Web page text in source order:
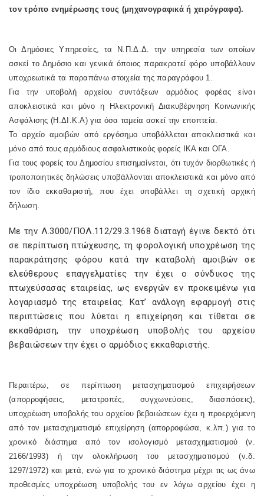
τον τρόπο ενημέρωσης τους (μηχανογραφικά ή χειρόγραφα).
Οι Δημόσιες Υπηρεσίες, τα Ν.Π.Δ.Δ. την υπηρεσία των οποίων
ασκεί το Δημόσιο και γενικά όποιος παρακρατεί φόρο υποβάλλουν
υποχρεωτικά τα παραπάνω στοιχεία της παραγράφου 1.
Για την υποβολή αρχείου συντάξεων αρμόδιος φορέας είναι
αποκλειστικά και μόνο η Ηλεκτρονική Διακυβέρνηση Κοινωνικής
Ασφάλισης (Η.ΔΙ.Κ.Α) για όσα ταμεία ασκεί την εποπτεία.
Το αρχείο αμοιβών από εργόσημο υποβάλλεται αποκλειστικά και
μόνο από τους αρμόδιους ασφαλιστικούς φορείς ΙΚΑ και ΟΓΑ.
Για τους φορείς του Δημοσίου επισημαίνεται, ότι τυχόν διορθωτικές ή
τροποποιητικές δηλώσεις υποβάλλονται αποκλειστικά και μόνο από
τον ίδιο εκκαθαριστή, που έχει υποβάλλει τη σχετική αρχική
δήλωση.
Με την Λ.3000/ΠΟΛ.112/29.3.1968 διαταγή έγινε δεκτό ότι
σε περίπτωση πτώχευσης, τη φορολογική υποχρέωση της
παρακράτησης φόρου κατά την καταβολή αμοιβών σε
ελεύθερους επαγγελματίες την έχει ο σύνδικος της
πτωχεύσασας εταιρείας, ως ενεργών εν προκειμένω για
λογαριασμό της εταιρείας. Κατ’ ανάλογη εφαρμογή στις
περιπτώσεις που λύεται η επιχείρηση και τίθεται σε
εκκαθάριση, την υποχρέωση υποβολής του αρχείου
βεβαιώσεων την έχει ο αρμόδιος εκκαθαριστής.
Περαιτέρω, σε περίπτωση μετασχηματισμού επιχειρήσεων
(απορροφήσεις, μετατροπές, συγχωνεύσεις, διασπάσεις),
υποχρέωση υποβολής του αρχείου βεβαιώσεων έχει η προερχόμενη
από τον μετασχηματισμό επιχείρηση (απορροφώσα, κ.λπ.) για το
χρονικό διάστημα από τον ισολογισμό μετασχηματισμού (ν.
2166/1993) ή την ολοκλήρωση του μετασχηματισμού (ν.δ.
1297/1972) και μετά, ενώ για το χρονικό διάστημα μέχρι τις ως άνω
προθεσμίες υποχρέωση υποβολής του εν λόγω αρχείου έχει η